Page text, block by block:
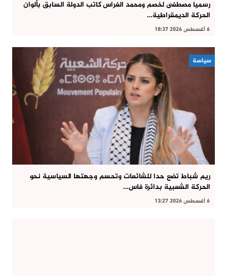
رسميا مصطفى لخصم ومحمد الغراس كاتب الدولة السابق بألوان
الحركة الديمقراطية…
6 أغسطس 2026 18:37
سياسة
ريم شباط تضع حدا للشائعات وتحسم وجهتها السياسية نحو
الحركة الشعبية بدائرة فاس…
6 أغسطس 2026 13:27